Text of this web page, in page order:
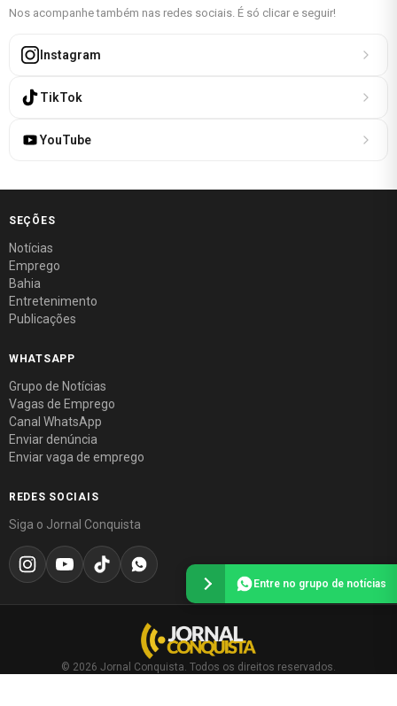
Nos acompanhe também nas redes sociais. É só clicar e seguir!
Instagram
TikTok
YouTube
SEÇÕES
Notícias
Emprego
Bahia
Entretenimento
Publicações
WHATSAPP
Grupo de Notícias
Vagas de Emprego
Canal WhatsApp
Enviar denúncia
Enviar vaga de emprego
REDES SOCIAIS
Siga o Jornal Conquista
© 2026 Jornal Conquista. Todos os direitos reservados.
Entre no grupo de notícias